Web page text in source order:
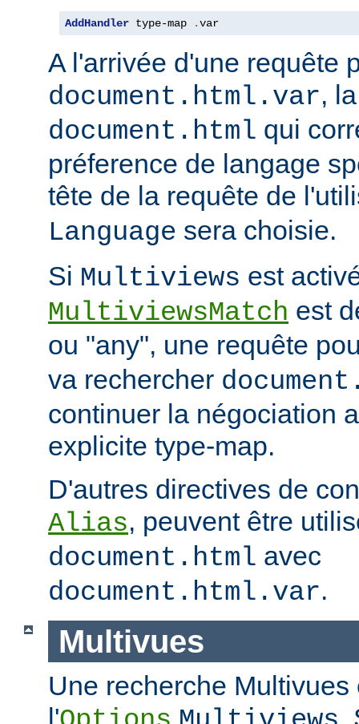
AddHandler type-map .var
A l'arrivée d'une requête
document.html.var,
document.html qui
préference de langage
tête de la requête de
Language sera choisie.
Si Multiviews est
MultiviewsMatch est
ou "any", une requête
va rechercher
continuer la négociation
explicite type-map.
D'autres directives de
Alias, peuvent être
document.html avec
document.html.var.
Multivues
Une recherche
l'